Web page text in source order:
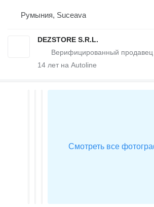
Румыния, Suceava
DEZSTORE S.R.L.
14 лет на Autoline